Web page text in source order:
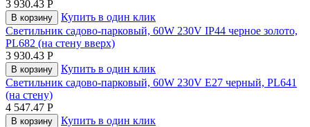
3 930.43 Р
В корзину
Купить в один клик
Светильник садово-парковый, 60W 230V IP44 черное золото,
PL682 (на стену вверх)
3 930.43 Р
В корзину
Купить в один клик
Светильник садово-парковый, 60W 230V E27 черный, PL641
(на стену)
4 547.47 Р
В корзину
Купить в один клик